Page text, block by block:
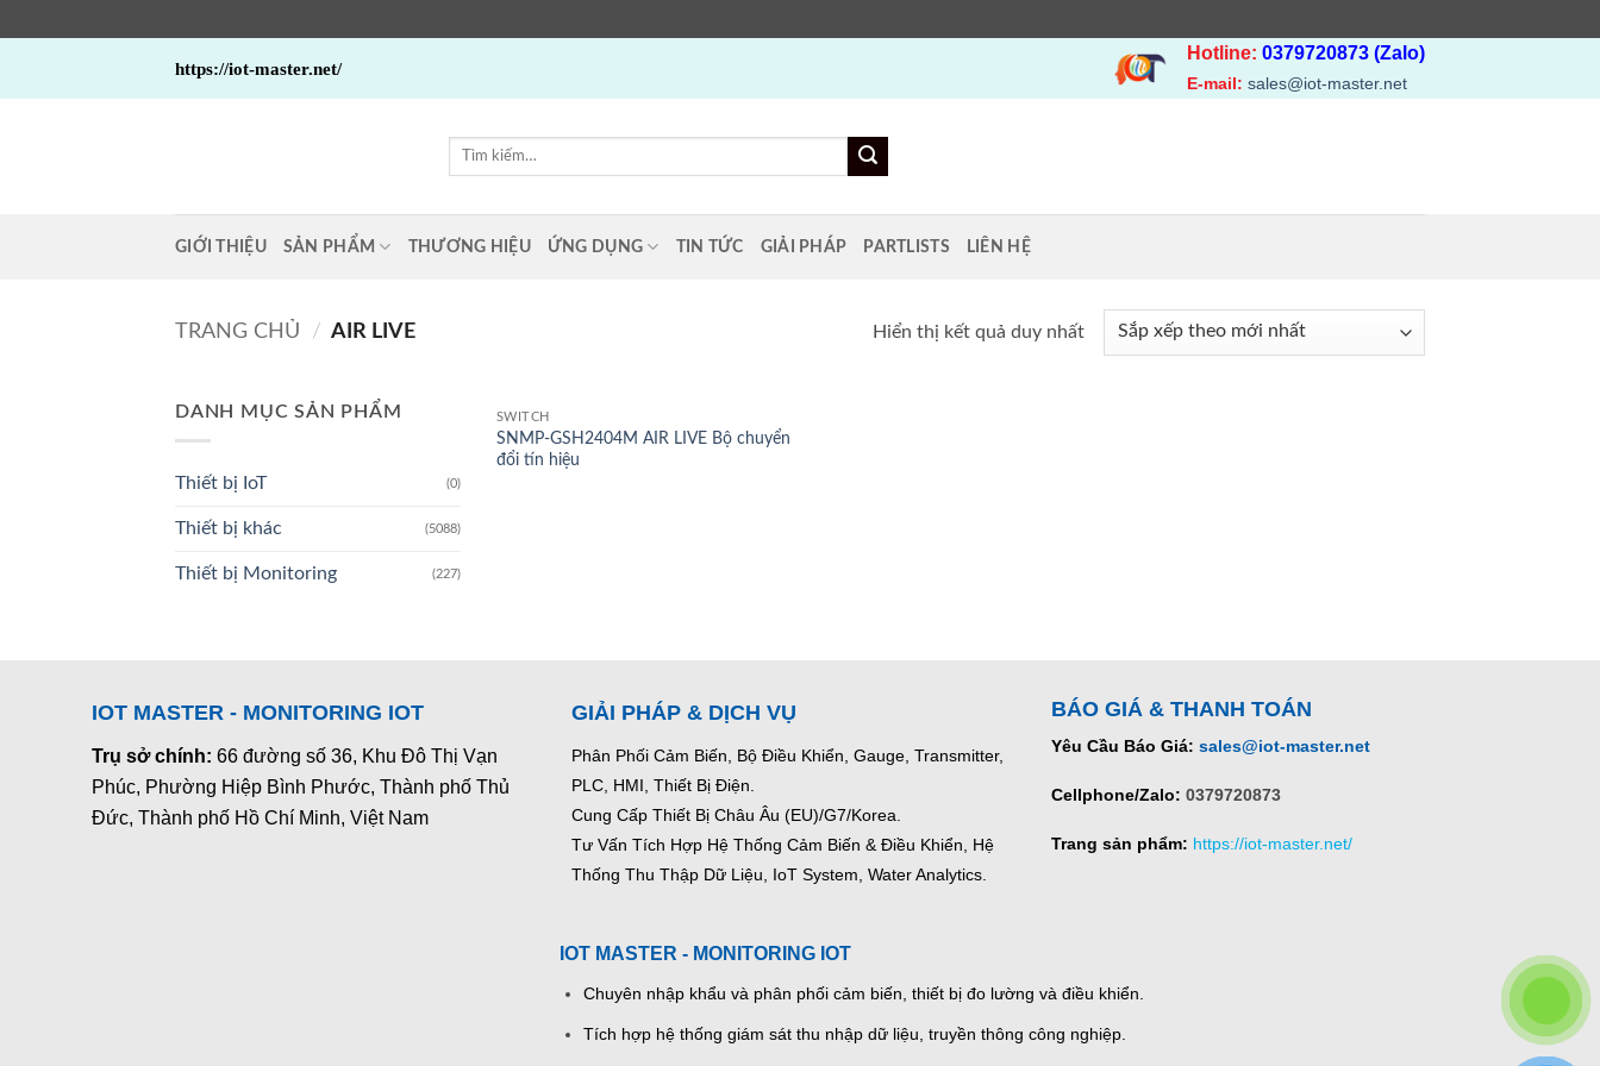
https://iot-master.net/
Hotline: 0379720873 (Zalo)
E-mail: sales@iot-master.net
Tìm
GIỚI THIỆU SẢN PHẨM THƯƠNG HIỆU ỨNG DỤNG TIN TỨC GIẢI PHÁP PARTLISTS LIÊN HỆ
TRANG CHỦ / AIR LIVE Hiển thị kết quả duy nhất
DANH MỤC SẢN PHẨM
Thiết bị IoT (0)
Thiết bị khác (5088)
Thiết bị Monitoring (227)
SWITCH
SNMP-GSH2404M AIR LIVE Bộ chuyển
đổi tín hiệu
IOT MASTER - MONITORING IOT
Trụ sở chính: 66 đường số 36, Khu Đô Thị Vạn
Phúc, Phường Hiệp Bình Phước, Thành phố Thủ
Đức, Thành phố Hồ Chí Minh, Việt Nam
GIẢI PHÁP & DỊCH VỤ
Phân Phối Cảm Biến, Bộ Điều Khiển, Gauge, Transmitter,
PLC, HMI, Thiết Bị Điện.
Cung Cấp Thiết Bị Châu Âu (EU)/G7/Korea.
Tư Vấn Tích Hợp Hệ Thống Cảm Biến & Điều Khiển, Hệ
Thống Thu Thập Dữ Liệu, IoT System, Water Analytics.
BÁO GIÁ & THANH TOÁN
Yêu Cầu Báo Giá: sales@iot-master.net
Cellphone/Zalo: 0379720873
Trang sản phẩm: https://iot-master.net/
IOT MASTER - MONITORING IOT
Chuyên nhập khẩu và phân phối cảm biến, thiết bị đo lường và điều khiển.
Tích hợp hệ thống giám sát thu nhập dữ liệu, truyền thông công nghiệp.